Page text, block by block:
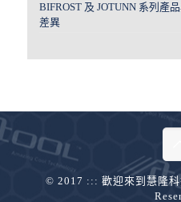
BIFROST 及 JOTUNN 系列產
差異
© 2017 ::: 歡迎來到慧隆